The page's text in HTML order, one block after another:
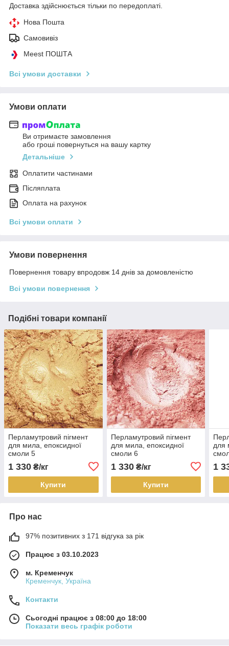
Доставка здійснюється тільки по передоплаті.
Нова Пошта
Самовивіз
Meest ПОШТА
Всі умови доставки
Умови оплати
Ви отримаєте замовлення
або гроші повернуться на вашу картку
Детальніше
Оплатити частинами
Післяплата
Оплата на рахунок
Всі умови оплати
Умови повернення
Повернення товару впродовж 14 днів за домовленістю
Всі умови повернення
Подібні товари компанії
Перламутровий пігмент
для мила, епоксидної
смоли 5
1 330 ₴/кг
Купити
Перламутровий пігмент
для мила, епоксидної
смоли 6
1 330₴/кг
Купити
для
1
Про нас
97% позитивних з 171 відгука за рік
Працює з 03.10.2023
м. Кременчук
Кременчук, Україна
Контакти
Сьогодні працює з 08:00 до 18:00
Показати весь графік роботи